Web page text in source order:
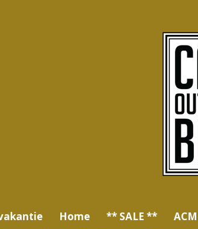
Home ** SALE **